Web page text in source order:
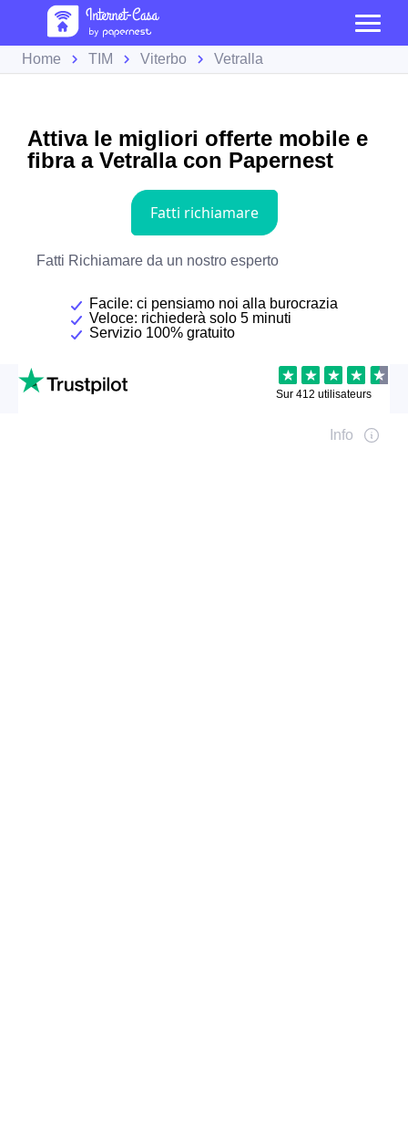
Home TIM Viterbo Vetralla